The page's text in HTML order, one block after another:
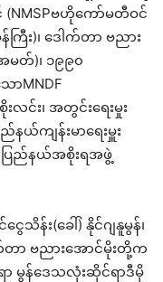
(NMSPဗဟိုကော်မတီဝင်
း)၊ ဒေါက်တာ ဗညား
တ်)၊ ၁၉၉၀
ာMNDF
လင်း၊ အတွင်းရေးမှုး
နယ်ကျန်းမာရေးမှူး
ပြည်နယ်အစိုးရအဖွဲ့
သိန်း(ခေါ်) နိုင်ဂျနူမွန်၊
က်တာ ဗညားအောင်မိုးတို့က
မွန်ဒေသလုံးဆိုင်ရာဒီမို